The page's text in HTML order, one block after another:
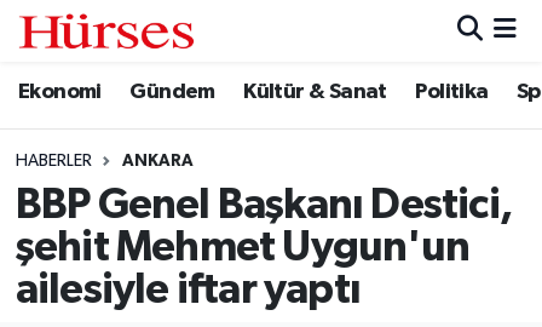
Ekonomi Gündem Kültür & Sanat Politika
HABERLER ANKARA
BBP Genel Başkanı Destici,
şehit Mehmet Uygun'un
ailesiyle iftar yaptı
Ekonomi
Gündem
Kültür & Sanat
Politika
Hava Durumu
Trafik Durumu
Süper Lig Puan Durumu ve Fikstür
Tüm Manşetler